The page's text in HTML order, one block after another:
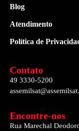
Blog
Atendimento
Política de
Contato
49 3330-5200
Encontre-nos
Rua Marechal